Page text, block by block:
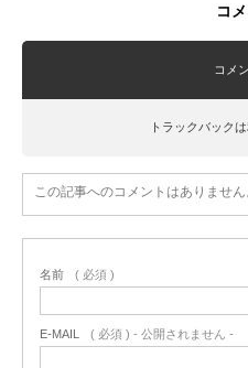
コ
コメ
トラックバック
この記事へのコメントはありません
名前 ( 必須 )
E-MAIL ( 必須 ) - 公開されません -